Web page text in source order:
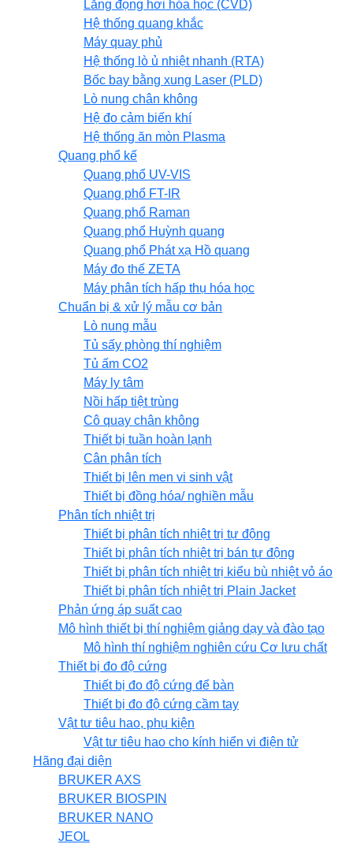
Lắng đọng hơi hóa học (CVD)
Hệ thống quang khắc
Máy quay phủ
Hệ thống lò ủ nhiệt nhanh (RTA)
Bốc bay bằng xung Laser (PLD)
Lò nung chân không
Hệ đo cảm biến khí
Hệ thống ăn mòn Plasma
Quang phổ kế
Quang phổ UV-VIS
Quang phổ FT-IR
Quang phổ Raman
Quang phổ Huỳnh quang
Quang phổ Phát xạ Hồ quang
Máy đo thế ZETA
Máy phân tích hấp thụ hóa học
Chuẩn bị & xử lý mẫu cơ bản
Lò nung mẫu
Tủ sấy phòng thí nghiệm
Tủ ấm CO2
Máy ly tâm
Nồi hấp tiệt trùng
Cô quay chân không
Thiết bị tuần hoàn lạnh
Cân phân tích
Thiết bị lên men vi sinh vật
Thiết bị đồng hóa/ nghiền mẫu
Phân tích nhiệt trị
Thiết bị phân tích nhiệt trị tự động
Thiết bị phân tích nhiệt trị bán tự động
Thiết bị phân tích nhiệt trị kiểu bù nhiệt vỏ áo
Thiết bị phân tích nhiệt trị Plain Jacket
Phản ứng áp suất cao
Mô hình thiết bị thí nghiệm giảng dạy và đào tạo
Mô hình thí nghiệm nghiên cứu Cơ lưu chất
Thiết bị đo độ cứng
Thiết bị đo độ cứng để bàn
Thiết bị đo độ cứng cầm tay
Vật tư tiêu hao, phụ kiện
Vật tư tiêu hao cho kính hiển vi điện tử
Hãng đại diện
BRUKER AXS
BRUKER BIOSPIN
BRUKER NANO
JEOL